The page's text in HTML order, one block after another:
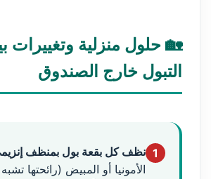
🏡 حلول منزلية وتغييرات
التبول خارج الصندوق
1 نظف كل بقعة بول بمنظف
الأمونيا أو المبيض (رائحتها